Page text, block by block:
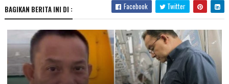
BAGIKAN BERITA INI DI : Facebook Twitter